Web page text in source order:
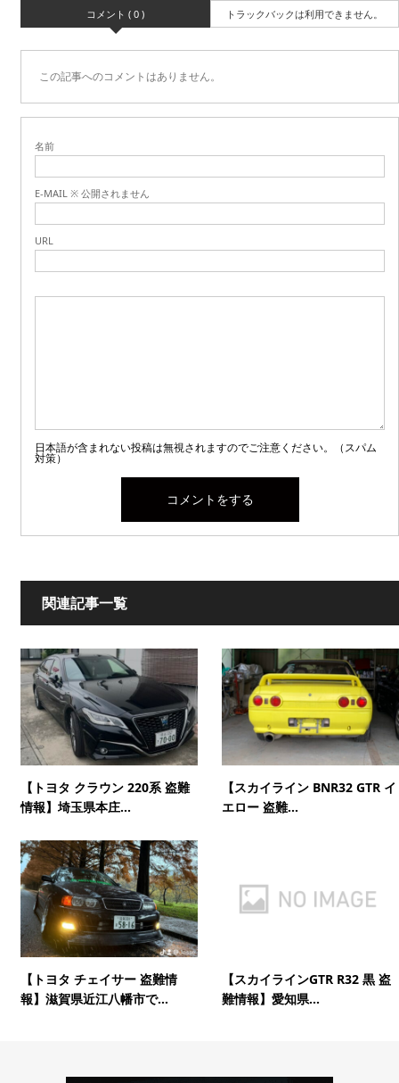
コメント ( 0 ) トラックバックは利用できません。
この記事へのコメントはありません。
名前
E-MAIL ※ 公開されません
URL
日本語が含まれない投稿は無視されますのでご注意ください。（スパム
対策）
関連記事一覧
【トヨタ クラウン 220系 盗難
情報】埼玉県本庄...
【スカイライン BNR32 GTR イ
エロー 盗難...
【トヨタ チェイサー 盗難情
報】滋賀県近江八幡市で...
【スカイラインGTR R32 黒 盗
難情報】愛知県...